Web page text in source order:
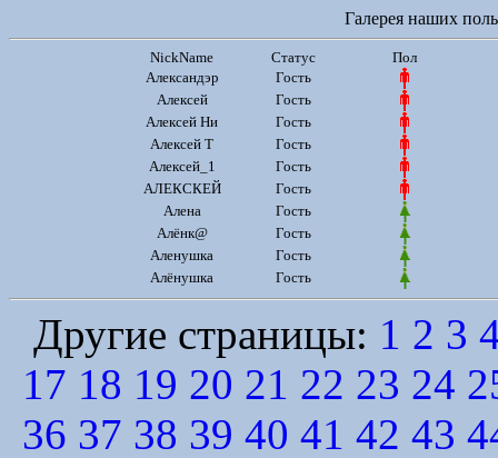
Галерея наших
NickName Статус
Пол
Александэр
Гость
Алексей
Гость
Алексей Ни
Гость
Алексей Т
Гость
Алексей_1
Гость
АЛЕКСКЕЙ
Гость
Алена
Гость
Алёнк@
Гость
Аленушка
Гость
Алёнушка
Гость
Другие страницы: 1 2 3
17 18 19 20 21 22 23 24
36 37 38 39 40 41 42 43